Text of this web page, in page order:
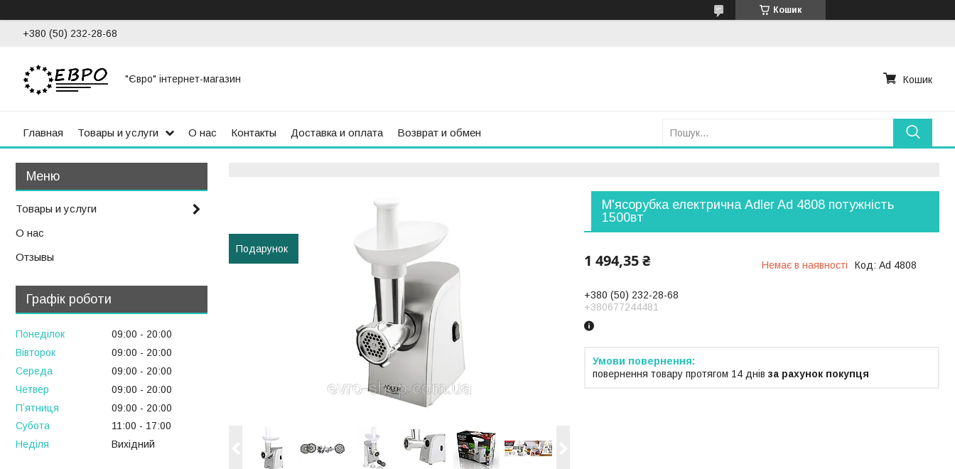
Кошик
+380 (50) 232-28-68
"Євро" інтернет-магазин Кошик
Главная Товары и услуги О нас Контакты Доставка и оплата Возврат и обмен
Подарунок
М'ясорубка електрична Adler Ad 4808 потужність
1500вт
1 494,35 ₴ Немає в наявності Код: Ad 4808
+380 (50) 232-28-68
+380677244481
повернення товару протягом 14 днів за рахунок покупця
Товары и услуги
О нас
Отзывы
Графік роботи
Понеділок 09:00
20:00
Вівторок
09:00
20:00
Середа
09:00
20:00
Четвер
09:00
20:00
Пʼятниця
09:00
20:00
Субота
11:00
17:00
Неділя
Вихідний